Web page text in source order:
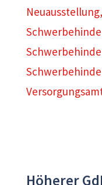
Neuausstellung,
Höherer